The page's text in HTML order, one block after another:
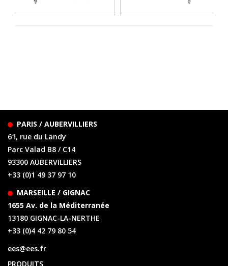
PARIS / AUBERVILLIERS
61, rue du Landy
Parc Valad B8 / C14
93300 AUBERVILLIERS
+33 (0)1 49 37 97 10
MARSEILLE / GIGNAC
1655 Av. de la Méditerranée
13180 GIGNAC-LA-NERTHE
+33 (0)4 42 79 80 54
ees@ees.fr
PRODUITS